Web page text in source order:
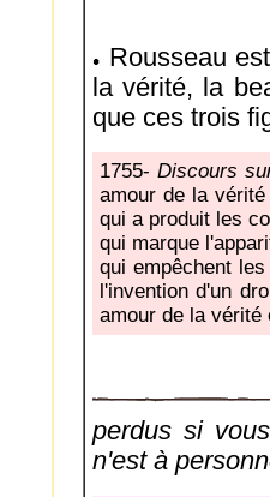
Rousseau
la vérité, la
que ces trois
1755- Discours
amour de la
qui a produit les
qui marque
qui empêchent
l'invention d'un
amour de la
perdus si
n'est à